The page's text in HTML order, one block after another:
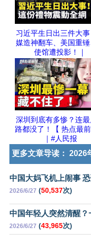
习近平生日出三件大
媒造神翻车、美国重锤
使馆遭投影！｜
深圳到底有多惨？连
路都没了！【 热点最前
｜#人民报
更多文章导读： 2026
中国大妈飞机上闹事
2026/6/27 (50,537次)
中国年轻人突然清醒？
2026/6/27 (43,965次)